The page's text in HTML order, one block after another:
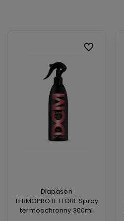
Diapason
TERMOPROTETTORE Spray
termoochronny 300ml
Do ulubionych